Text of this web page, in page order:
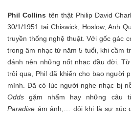
Phil Collins tên thật Philip David
30/1/1951 tại Chiswick, Hoslow, Anh
truyền thống nghệ thuật. Với gốc gác
trong âm nhạc từ năm 5 tuổi, khi cầm
đánh nên những nốt nhạc đầu đời.
trôi qua, Phil đã khiến cho bao người
mình. Đã có lúc người nghe nhạc bị
Odds gặm nhấm hay những câu
Paradise ám ảnh,… đôi khi là sự xúc